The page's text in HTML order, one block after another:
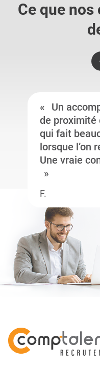
Ce que
Un
de proximité
qui fait
lorsque l’on
Une vraie
F.